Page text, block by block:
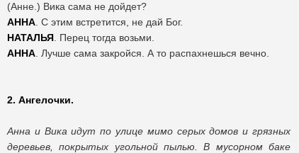
(Анне.) Вика сама не дойдет?
АННА . С этим встретится, не дай Бог.
НАТАЛЬЯ . Перец тогда возьми.
АННА . Лучше сама закройся. А то распахнешься вечно.
2. Ангелочки.
Анна и Вика идут по улице мимо серых домов и грязных
деревьев, покрытых угольной пылью. В мусорном баке